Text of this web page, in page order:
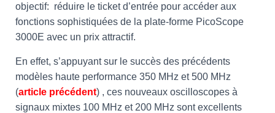
objectif: réduire le ticket d’entrée pour accéder aux
fonctions sophistiquées de la plate-forme PicoScope
3000E avec un prix attractif.
En effet, s’appuyant sur le succès des précédents
modèles haute performance 350 MHz et 500 MHz
(article précédent) , ces nouveaux oscilloscopes à
signaux mixtes 100 MHz et 200 MHz sont excellents